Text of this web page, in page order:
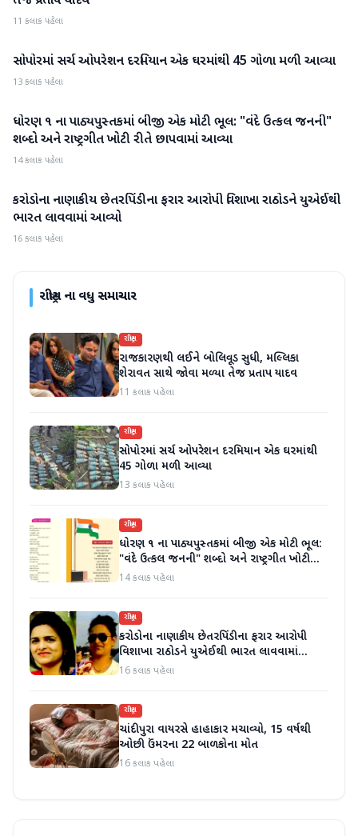
11 કલાક પહેલા
રાષ્ટ્રીય
સોપોરમાં સર્ચ ઓપરેશન દરમિયાન એક ઘરમાંથી 45 ગોળા મળી આવ્યા
13 કલાક પહેલા
રાષ્ટ્રીય
ધોરણ ૧ ના પાઠ્યપુસ્તકમાં બીજી એક મોટી ભૂલ: "વંદે ઉત્કલ જનની"
શબ્દો અને રાષ્ટ્રગીત ખોટી રીતે છાપવામાં આવ્યા
14 કલાક પહેલા
રાષ્ટ્રીય
કરોડોના નાણાકીય છેતરપિંડીના ફરાર આરોપી વિશાખા રાઠોડને યુએઈથી
ભારત લાવવામાં આવ્યો
16 કલાક પહેલા
રાષ્ટ્રીયના વધુ સમાચાર
રાષ્ટ્રીય
રાજકારણથી લઈને બોલિવૂડ સુધી, મલ્લિકા
શેરાવત સાથે જોવા મળ્યા તેજ પ્રતાપ યાદવ
11 કલાક પહેલા
રાષ્ટ્રીય
સોપોરમાં સર્ચ ઓપરેશન દરમિયાન એક ઘરમાંથી
45 ગોળા મળી આવ્યા
13 કલાક પહેલા
રાષ્ટ્રીય
ધોરણ ૧ ના પાઠ્યપુસ્તકમાં બીજી એક મોટી ભૂલ:
"વંદે ઉત્કલ જનની" શબ્દો અને રાષ્ટ્રગીત ખોટી
રીતે છાપવામાં આવ્યા
14 કલાક પહેલા
રાષ્ટ્રીય
કરોડોના નાણાકીય છેતરપિંડીના ફરાર આરોપી
વિશાખા રાઠોડને યુએઈથી ભારત લાવવામાં
આવ્યો
16 કલાક પહેલા
રાષ્ટ્રીય
ચાંદીપુરા વાયરસે હાહાકાર મચાવ્યો, 15 વર્ષથી
ઓછી ઉંમરના 22 બાળકોના મોત
16 કલાક પહેલા